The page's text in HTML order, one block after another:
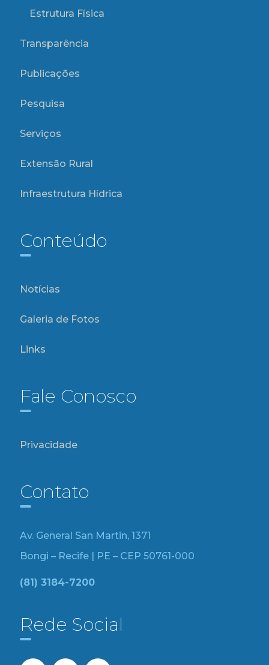
Estrutura Física
Transparência
Publicações
Pesquisa
Serviços
Extensão Rural
Infraestrutura Hídrica
Conteúdo
Notícias
Galeria de Fotos
Links
Fale Conosco
Privacidade
Contato
Av. General San Martin, 1371
Bongi – Recife | PE – CEP 50761-000
(81) 3184-7200
Rede Social